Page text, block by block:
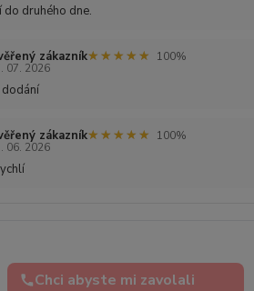
do druhého dne.
zákazník★★★★★
★★★★★
100%
07. 2026
dodání
zákazník★★★★★
★★★★★
100%
06. 2026
Chci abyste mi zavolali